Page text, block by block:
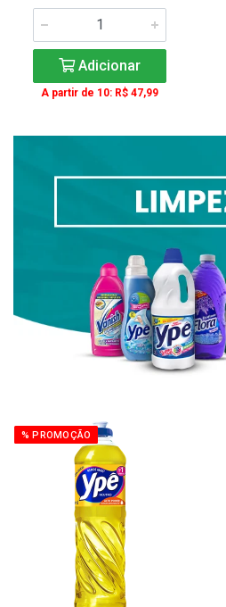
Adicionar
A partir de 10: R$ 47,99
% PROMOÇÃO